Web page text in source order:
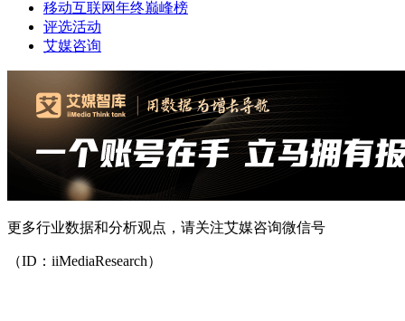
移动互联网年终巅峰榜
评选活动
艾媒咨询
更多行业数据和分析观点，请关注艾媒咨询微信号
（ID：iiMediaResearch）